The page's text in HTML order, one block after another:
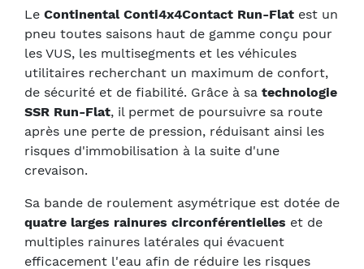
Le Continental Conti4x4Contact Run-Flat est un
pneu toutes saisons haut de gamme conçu pour
les VUS, les multisegments et les véhicules
utilitaires recherchant un maximum de confort,
de sécurité et de fiabilité. Grâce à sa technologie
SSR Run-Flat, il permet de poursuivre sa route
après une perte de pression, réduisant ainsi les
risques d'immobilisation à la suite d'une
crevaison.
Sa bande de roulement asymétrique est dotée de
quatre larges rainures circonférentielles et de
multiples rainures latérales qui évacuent
efficacement l'eau afin de réduire les risques